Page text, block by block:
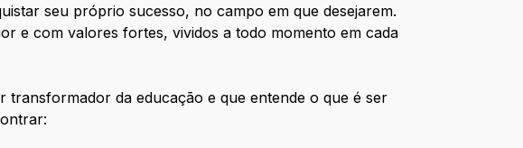
seu próprio sucesso, no campo em que desejarem.
e com valores fortes, vividos a todo momento em cada
da educação e que entende o que é ser